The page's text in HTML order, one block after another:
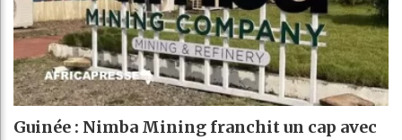
Guinée : Nimba Mining franchit un cap avec